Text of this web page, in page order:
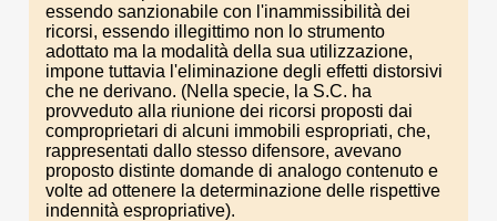
essendo sanzionabile con l'inammissibilità dei
ricorsi, essendo illegittimo non lo strumento
adottato ma la modalità della sua utilizzazione,
impone tuttavia l'eliminazione degli effetti distorsivi
che ne derivano. (Nella specie, la S.C. ha
provveduto alla riunione dei ricorsi proposti dai
comproprietari di alcuni immobili espropriati, che,
rappresentati dallo stesso difensore, avevano
proposto distinte domande di analogo contenuto e
volte ad ottenere la determinazione delle rispettive
indennità espropriative).